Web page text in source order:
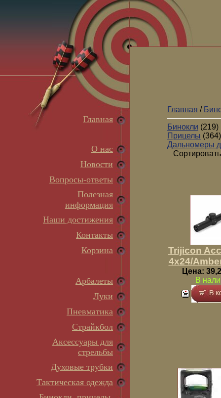
Главная
О нас
Новости
Вопросы-ответы
Полезная
информация
Наши достижения
Контакты
Корзина
Арбалеты
Луки
Пневматика
Страйкбол
Аксессуары для
стрельбы
Духовые трубки
Тактическая одежда
Главная /
Бинокли (219)
Прицелы (364)
Дальномеры
Trijicon
4x24/
Цена:
В